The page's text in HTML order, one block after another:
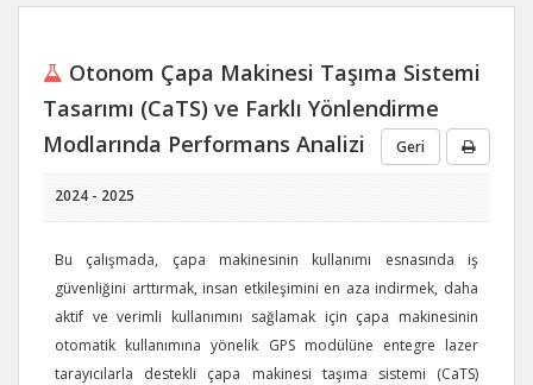
Otonom Çapa Makinesi Taşıma Sistemi
Tasarımı (CaTS) ve Farklı Yönlendirme
Modlarında Performans Analizi
Geri
2024 - 2025
Bu çalışmada, çapa makinesinin kullanımı esnasında iş
güvenliğini arttırmak, insan etkileşimini en aza indirmek, daha
aktif ve verimli kullanımını sağlamak için çapa makinesinin
otomatik kullanımına yönelik GPS modülüne entegre lazer
tarayıcılarla destekli çapa makinesi taşıma sistemi (CaTS)